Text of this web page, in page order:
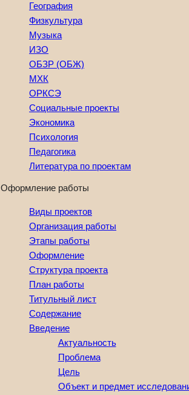
География
Физкультура
Музыка
ИЗО
ОБЗР (ОБЖ)
МХК
ОРКСЭ
Социальные проекты
Экономика
Психология
Педагогика
Литература по проектам
Оформление работы
Виды проектов
Организация работы
Этапы работы
Оформление
Структура проекта
План работы
Титульный лист
Содержание
Введение
Актуальность
Проблема
Цель
Объект и предмет